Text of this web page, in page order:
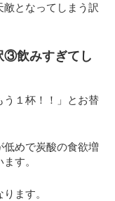
となってしまう訳
③飲みすぎてし
う１杯！！」とお替
低めで炭酸の食欲増
す。
ます。